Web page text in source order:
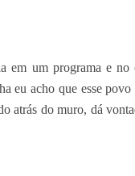
em um programa e
eu acho que esse
atrás do muro, dá